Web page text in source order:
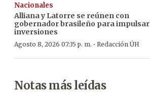
Nacionales
Alliana y Latorre se reúnen con
gobernador brasileño para impulsar
inversiones
Agosto 8, 2026 07:35 p. m. · Redacción ÚH
Notas más leídas